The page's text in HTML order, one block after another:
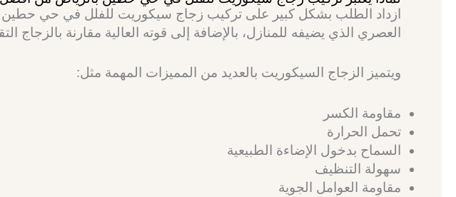
ازداد الطلب بشكل كبير على تركيب زجاج سيكوريت للفلل في حي حطين
العصري الذي يضيفه للمنازل، بالإضافة إلى قوته العالية مقارنة بالزجاج
ويتميز الزجاج السيكوريت بالعديد من المميزات المهمة مثل:
مقاومة الكسر
تحمل الحرارة
السماح بدخول الإضاءة الطبيعية
سهولة التنظيف
مقاومة العوامل الجوية